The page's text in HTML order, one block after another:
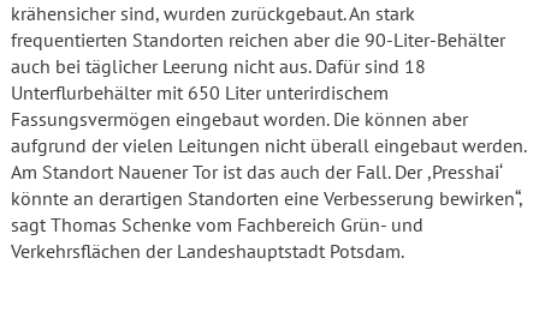
krähensicher sind, wurden zurückgebaut. An stark
frequentierten Standorten reichen aber die 90-Liter-Behälter
auch bei täglicher Leerung nicht aus. Dafür sind 18
Unterflurbehälter mit 650 Liter unterirdischem
Fassungsvermögen eingebaut worden. Die können aber
aufgrund der vielen Leitungen nicht überall eingebaut werden.
Am Standort Nauener Tor ist das auch der Fall. Der ,Presshai‘
könnte an derartigen Standorten eine Verbesserung bewirken“,
sagt Thomas Schenke vom Fachbereich Grün- und
Verkehrsflächen der Landeshauptstadt Potsdam.